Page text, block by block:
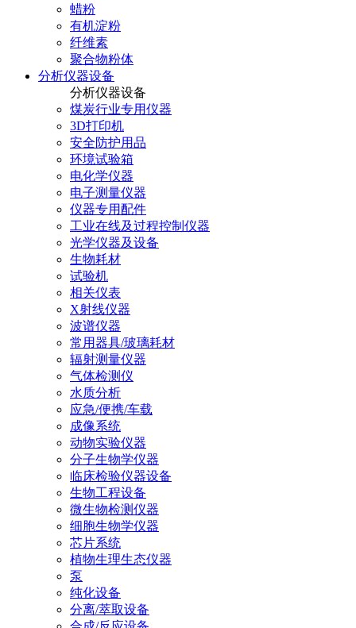
蜡粉
有机淀粉
纤维素
聚合物粉体
分析仪器设备
分析仪器设备
煤炭行业专用仪器
3D打印机
安全防护用品
环境试验箱
电化学仪器
电子测量仪器
仪器专用配件
工业在线及过程控制仪器
光学仪器及设备
生物耗材
试验机
相关仪表
X射线仪器
波谱仪器
常用器具/玻璃耗材
辐射测量仪器
气体检测仪
水质分析
应急/便携/车载
成像系统
动物实验仪器
分子生物学仪器
临床检验仪器设备
生物工程设备
微生物检测仪器
细胞生物学仪器
芯片系统
植物生理生态仪器
泵
纯化设备
分离/萃取设备